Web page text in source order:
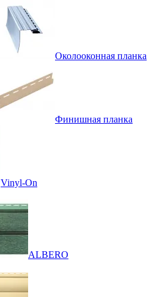
Околооконная планка
Финишная планка
Vinyl-On
ALBERO